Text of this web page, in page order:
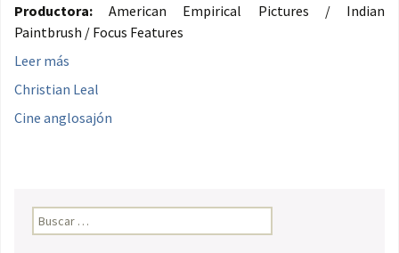
Productora: American Empirical Pictures / Indian
Paintbrush / Focus Features
Leer más
Christian Leal
Cine anglosajón
Buscar: